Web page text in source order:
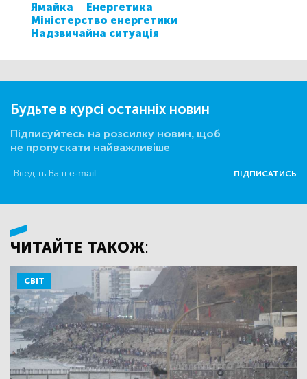
Ямайка
Енергетика
Міністерство енергетики
Надзвичайна ситуація
Будьте в курсі останніх новин
Підписуйтесь на розсилку новин, щоб
не пропускати найважливіше
ПІДПИСАТИСЬ
ЧИТАЙТЕ ТАКОЖ:
СВІТ